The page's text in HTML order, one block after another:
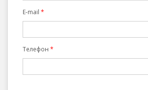
E-mail *
Телефон *